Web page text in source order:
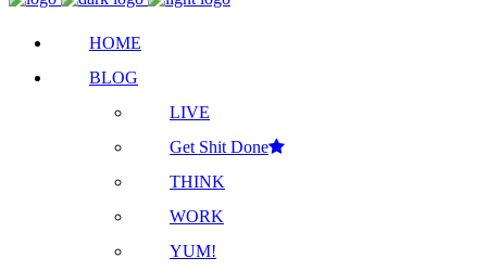
HOME
BLOG
LIVE
Get Shit Done
THINK
WORK
YUM!